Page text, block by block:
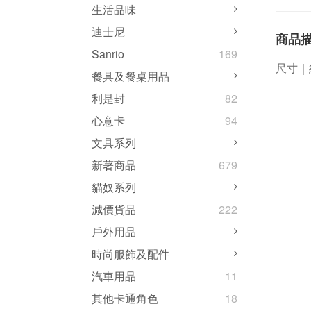
生活品味
迪士尼
Sanrio
169
餐具及餐桌用品
利是封
82
心意卡
94
文具系列
新著商品
679
貓奴系列
減價貨品
222
戶外用品
時尚服飾及配件
汽車用品
11
其他卡通角色
18
商品
尺寸